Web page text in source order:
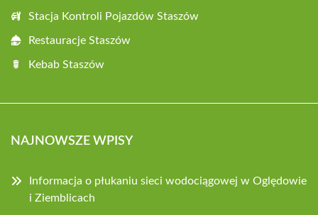
Stacja Kontroli Pojazdów Staszów
Restauracje Staszów
Kebab Staszów
NAJNOWSZE WPISY
Informacja o płukaniu sieci wodociągowej w Oględowie
i Ziemblicach